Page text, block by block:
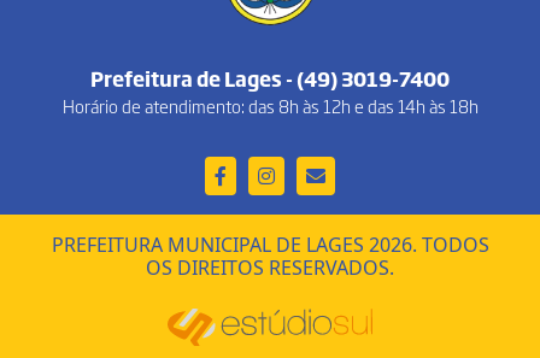
Prefeitura de Lages - (49) 3019-7400
Horário de atendimento: das 8h às 12h e das 14h às 18h
PREFEITURA MUNICIPAL DE LAGES 2026. TODOS
OS DIREITOS RESERVADOS.